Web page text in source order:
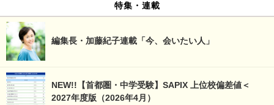
特集・連載
編集長・加藤紀子連載「今、会いたい人」
NEW!!【首都圏・中学受験】SAPIX 上位校偏差値＜
2027年度版（2026年4月）